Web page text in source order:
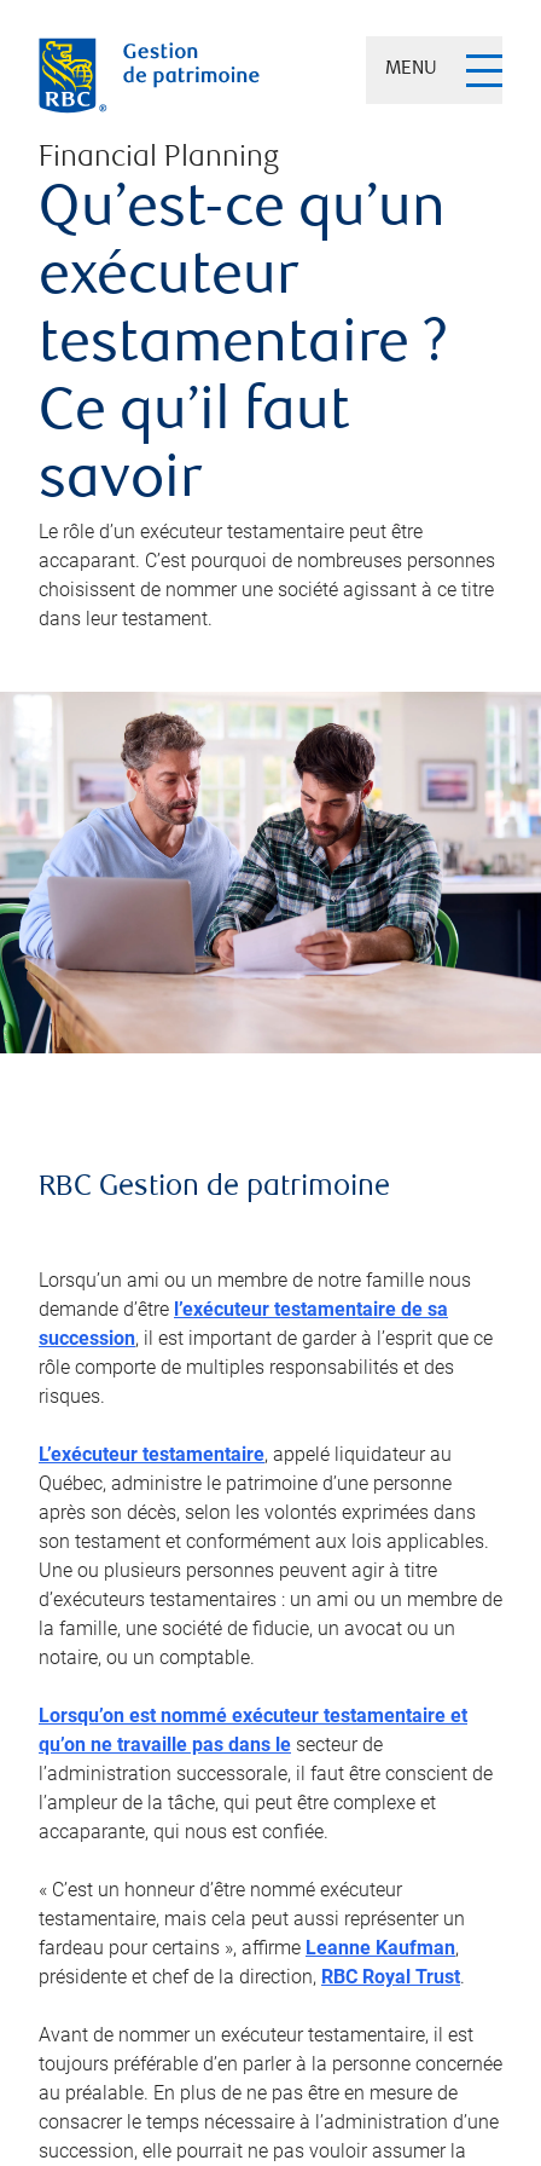
MENU
Financial Planning
Qu’est-ce qu’un
exécuteur
testamentaire ?
Ce qu’il faut
savoir
Le rôle d’un exécuteur testamentaire peut être
accaparant. C’est pourquoi de nombreuses personnes
choisissent de nommer une société agissant à ce titre
dans leur testament.
RBC Gestion de patrimoine
Lorsqu’un ami ou un membre de notre famille nous
demande d’être l’exécuteur testamentaire de sa
succession, il est important de garder à l’esprit que ce
rôle comporte de multiples responsabilités et des
risques.
L’exécuteur testamentaire, appelé liquidateur au
Québec, administre le patrimoine d’une personne
après son décès, selon les volontés exprimées dans
son testament et conformément aux lois applicables.
Une ou plusieurs personnes peuvent agir à titre
d’exécuteurs testamentaires : un ami ou un membre de
la famille, une société de fiducie, un avocat ou un
notaire, ou un comptable.
Lorsqu’on est nommé exécuteur testamentaire et
qu’on ne travaille pas dans le secteur de
l’administration successorale, il faut être conscient de
l’ampleur de la tâche, qui peut être complexe et
accaparante, qui nous est confiée.
« C’est un honneur d’être nommé exécuteur
testamentaire, mais cela peut aussi représenter un
fardeau pour certains », affirme Leanne Kaufman,
présidente et chef de la direction, RBC Royal Trust.
Avant de nommer un exécuteur testamentaire, il est
toujours préférable d’en parler à la personne concernée
au préalable. En plus de ne pas être en mesure de
consacrer le temps nécessaire à l’administration d’une
succession, elle pourrait ne pas vouloir assumer la